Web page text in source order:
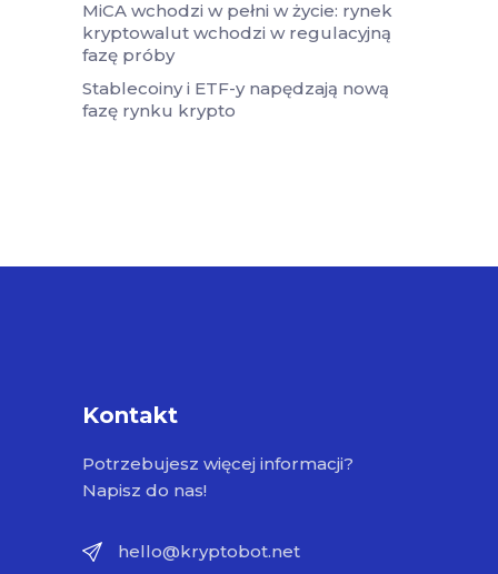
MiCA wchodzi w pełni w życie: rynek
kryptowalut wchodzi w regulacyjną
fazę próby
Stablecoiny i ETF-y napędzają nową
fazę rynku krypto
Kontakt
Potrzebujesz więcej informacji?
Napisz do nas!
hello@kryptobot.net